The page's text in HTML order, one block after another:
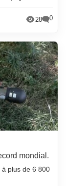
28 0
mondial.
plus de 6 800